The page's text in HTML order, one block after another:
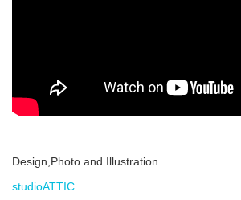
Design,Photo and Illustration.
studioATTIC